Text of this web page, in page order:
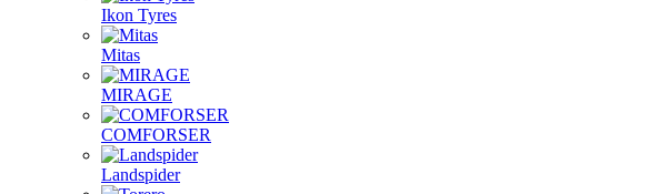
Ikon Tyres
Mitas
MIRAGE
COMFORSER
Landspider